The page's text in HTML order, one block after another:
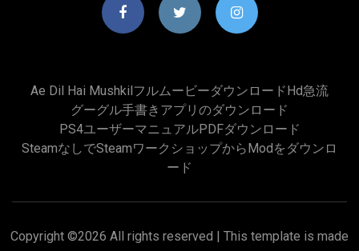
Ae Dil Hai Mushkilフルムービーダウンロードhd急流
グーグル手書きアプリのダウンロード
PS4ユーザーマニュアルPDFダウンロード
SteamなしでSteamワークショップからmodをダウンロ
ード
Copyright ©2026 All rights reserved | This template is made